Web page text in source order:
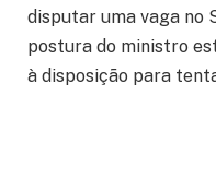
disputar uma vaga no
postura do ministro
à disposição para